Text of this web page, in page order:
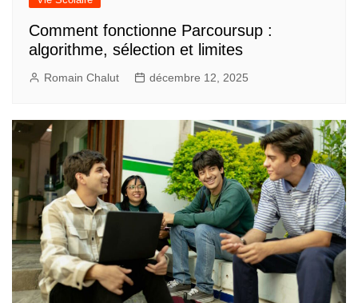
Comment fonctionne Parcoursup :
algorithme, sélection et limites
Romain Chalut décembre 12, 2025